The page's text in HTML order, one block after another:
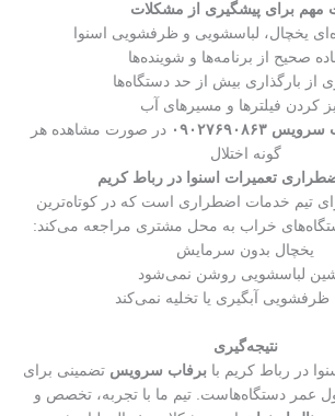
مهم برای پیشگیری از مشکلات
یخچال، لباسشویی و ظرفشویی اسنوا
صحیح از برنامه‌ها و شوینده‌ها
از بارگذاری بیش از حد دستگاه‌ها
کردن فیلترها و مسیرهای آب
۰۹۰۲۷۶۹۰۸۶۳
در صورت مشاهده هر
گونه اختلال
تعمیرات اسنوا در رباط کریم
تیم خدمات اضطراری است که در کوتاه‌ترین
خراب به محل مشتری مراجعه می‌کند:
یخچال بدون سرمایش
لباسشویی روشن نمی‌شود
آبگیری یا تخلیه نمی‌کند
نتیجه‌گیری
در رباط کریم بابرفاب سرویس تضمینی برای
عمر دستگاه‌هاست. تیم ما با تجربه، تخصص و